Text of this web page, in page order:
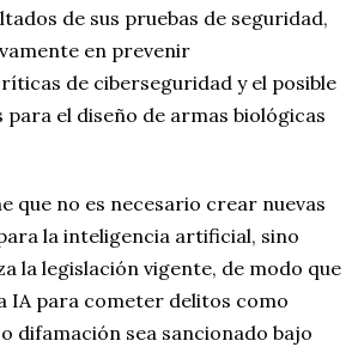
de sus pruebas de seguridad,
en prevenir
de ciberseguridad y el posible
el diseño de armas biológicas
que no es necesario crear nuevas
la inteligencia artificial, sino
la legislación vigente, de modo que
IA para cometer delitos como
difamación sea sancionado bajo